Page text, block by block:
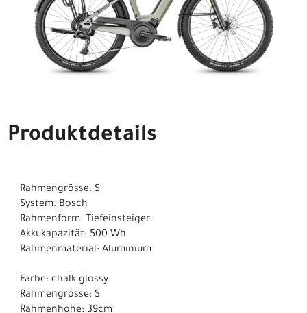
Produktdetails
Rahmengrösse: S
System: Bosch
Rahmenform: Tiefeinsteiger
Akkukapazität: 500 Wh
Rahmenmaterial: Aluminium
Farbe: chalk glossy
Rahmengrösse: S
Rahmenhöhe: 39cm